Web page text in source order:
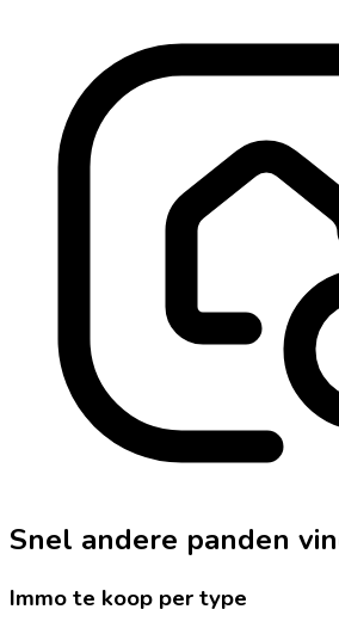
Snel andere panden
Immo te koop per type